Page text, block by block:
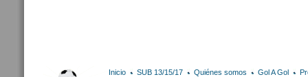
Inicio SUB 13/15/17 Quiénes somos Gol A Gol